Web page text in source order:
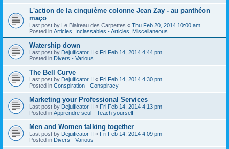
L'action de la cinquième colonne Jean Zay - au panthéon
maço
Last post by Le Blaireau des Carpettes « Thu Feb 20, 2014 10:00 am
Posted in Articles, Inclassables - Articles, Miscellaneous
Watership down
Last post by Dejuificator II « Fri Feb 14, 2014 4:44 pm
Posted in Divers - Various
The Bell Curve
Last post by Dejuificator II « Fri Feb 14, 2014 4:30 pm
Posted in Conspiration - Conspiracy
Marketing your Professional Services
Last post by Dejuificator II « Fri Feb 14, 2014 4:13 pm
Posted in Apprendre seul - Teach yourself
Men and Women talking together
Last post by Dejuificator II « Fri Feb 14, 2014 4:09 pm
Posted in Divers - Various